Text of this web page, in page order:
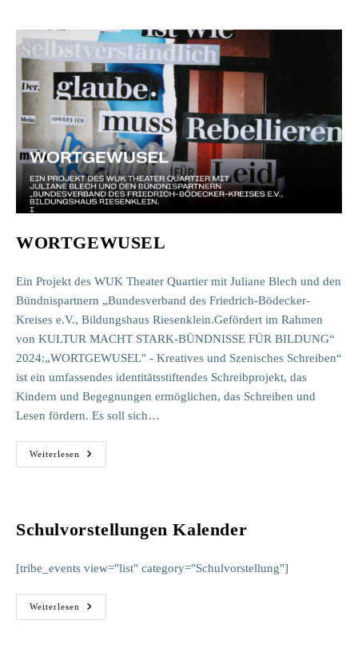
WORTGEWUSEL
Ein Projekt des WUK Theater Quartier mit Juliane Blech und den
Bündnispartnern „Bundesverband des Friedrich-Bödecker-
Kreises e.V., Bildungshaus Riesenklein.Gefördert im Rahmen
von KULTUR MACHT STARK-BÜNDNISSE FÜR BILDUNG“
2024:„WORTGEWUSEL" - Kreatives und Szenisches Schreiben“
ist ein umfassendes identitätsstiftendes Schreibprojekt, das
Kindern und Begegnungen ermöglichen, das Schreiben und
Lesen fördern. Es soll sich…
Weiterlesen WORTGEWUSEL
Schulvorstellungen Kalender
[tribe_events view="list" category="Schulvorstellung"]
Weiterlesen
Schulvorstellungen
Kalender